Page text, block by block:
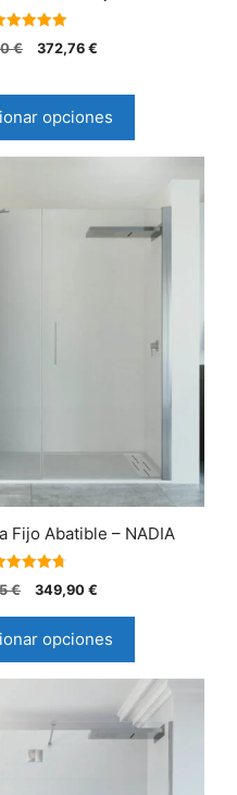
5.00
de 5
€ 372,76€
opciones
Fijo Abatible – NADIA
4.75
de 5
€ 349,90€
opciones